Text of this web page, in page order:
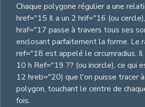
Chaque polygone régulier a une
href="15 Il a un 2 hrif="16 (ou
hraf="17 passe à travers tous ses
enclosant parfaitement la forme. Le
ref="18 est appelé le circumradius. Il
10 h Ref="19 ?? (ou incircle), ce qui
12 hreb="20) que l'on puisse tracer
polygon, touchant le centre de
fois.